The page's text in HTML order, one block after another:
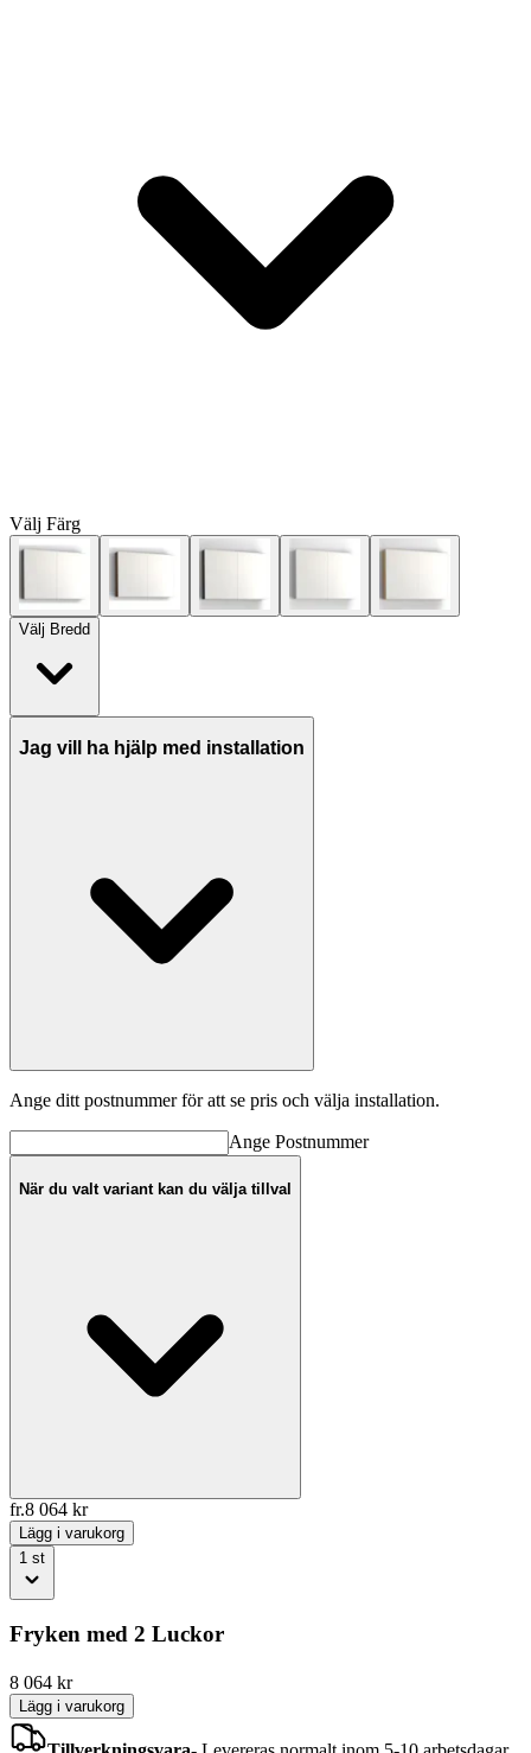
Välj Färg
Välj Bredd
Jag vill ha hjälp med installation
Ange ditt postnummer för att se pris och välja installation.
Ange Postnummer
När du valt variant kan du välja tillval
fr.8 064 kr
Lägg i varukorg
1 st
Fryken med 2 Luckor
8 064 kr
Lägg i varukorg